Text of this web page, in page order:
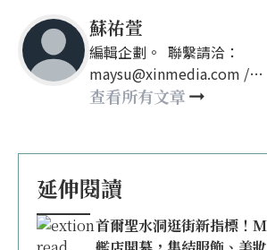
蘇祐萱
編輯企劃。 聯繫請洽：
maysu@xinmedia.com /
may860527@gmail.com
查看所有文章
延伸閱讀
首爾聖水洞逛街新指標！